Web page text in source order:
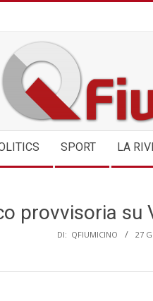
SPORT LA
provvisoria su
DI: QFIUMICINO 27